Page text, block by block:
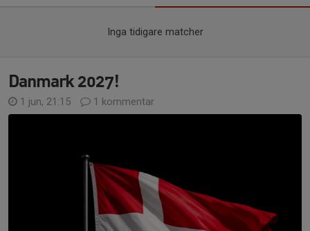
Inga tidigare matcher
Danmark 2027!
1 jun, 21:15 1 kommentar